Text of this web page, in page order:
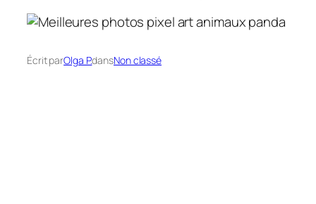
Écrit parOlga P.dansNon classé